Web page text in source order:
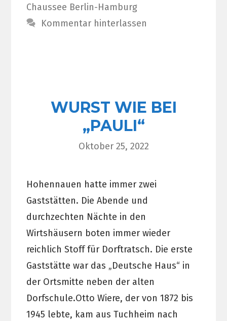
Chaussee Berlin-Hamburg
Kommentar hinterlassen
WURST WIE BEI
„PAULI“
Oktober 25, 2022
Hohennauen hatte immer zwei
Gaststätten. Die Abende und
durchzechten Nächte in den
Wirtshäusern boten immer wieder
reichlich Stoff für Dorftratsch. Die erste
Gaststätte war das „Deutsche Haus“ in
der Ortsmitte neben der alten
Dorfschule.Otto Wiere, der von 1872 bis
1945 lebte, kam aus Tuchheim nach